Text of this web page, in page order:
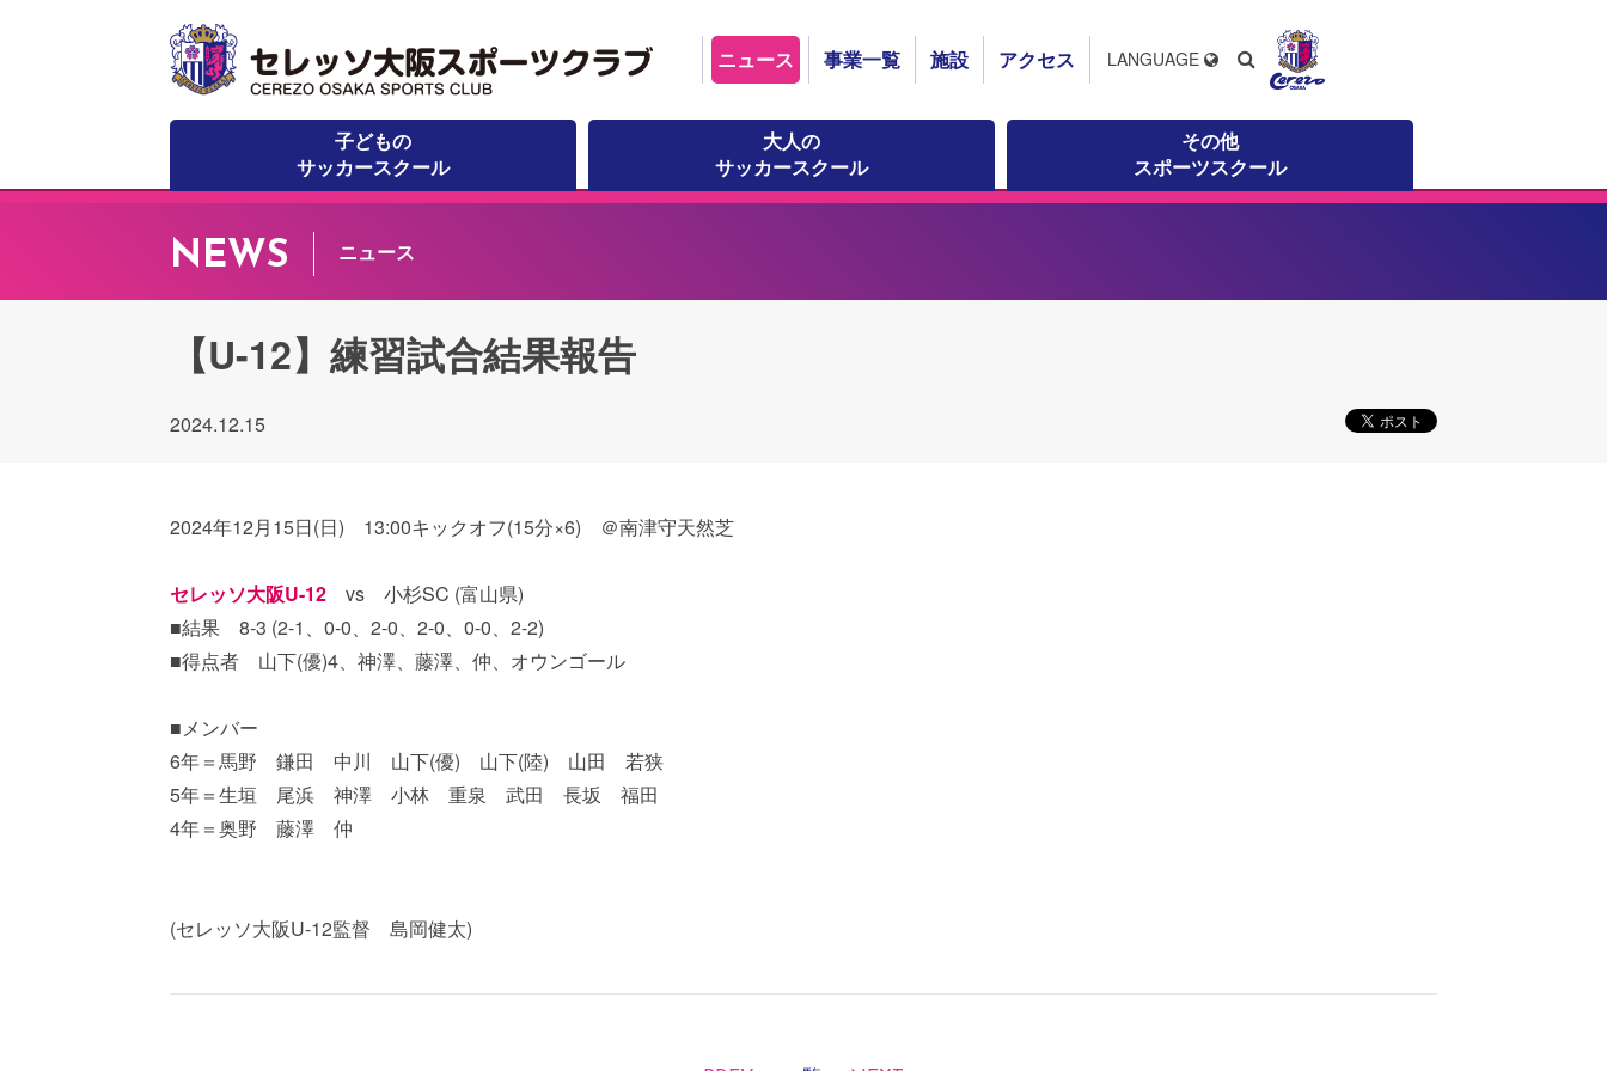
ニュース 事業一覧 施設 アクセス
子どもの
サッカースクール
大人の
サッカースクール
その他
スポーツスクール
LANGUAGE
NEWS ニュース
【U-12】練習試合結果報告
2024.12.15
2024年12月15日(日) 13:00キックオフ(15分×6) ＠南津守天然芝
セレッソ大阪U-12 vs 小杉SC (富山県)
■結果 8-3 (2-1、0-0、2-0、2-0、0-0、2-2)
■得点者 山下(優)4、神澤、藤澤、仲、オウンゴール
■メンバー
6年＝馬野 鎌田 中川 山下(優) 山下(陸) 山田 若狭
5年＝生垣 尾浜 神澤 小林 重泉 武田 長坂 福田
4年＝奥野 藤澤 仲
(セレッソ大阪U-12監督 島岡健太)